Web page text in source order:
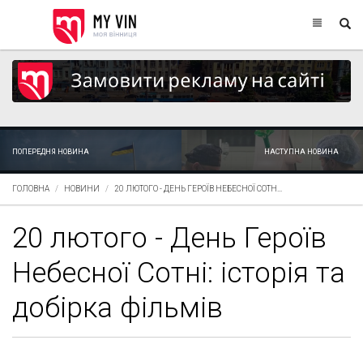
ПОПЕРЕДНЯ НОВИНА НАСТУПНА НОВИНА
ГОЛОВНА НОВИНИ 20 ЛЮТОГО - ДЕНЬ ГЕРОЇВ НЕБЕСНОЇ СОТН...
20 лютого - День Героїв
Небесної Сотні: історія та
добірка фільмів